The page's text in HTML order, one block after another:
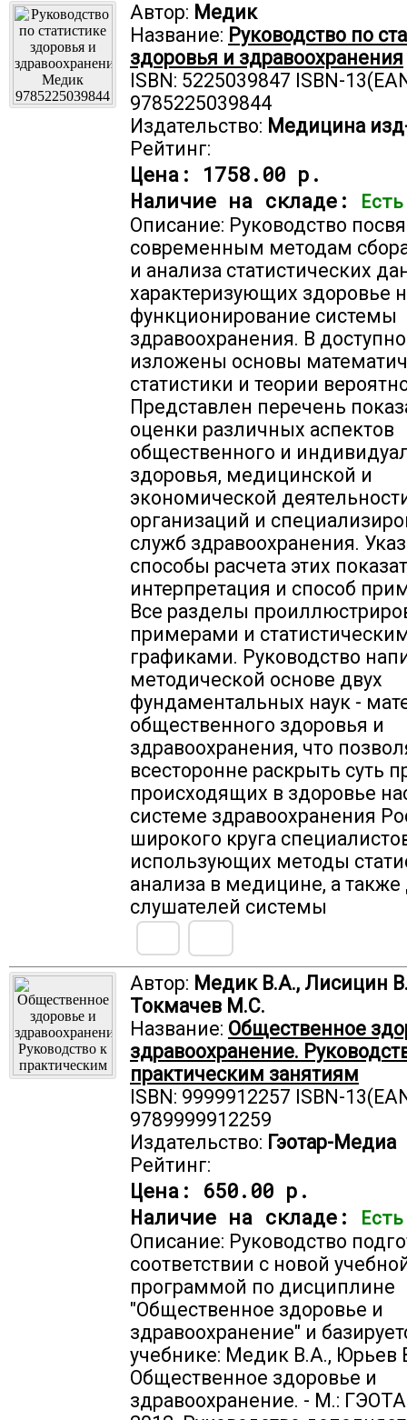
Автор: Медик
Название: Руководство по
здоровья и здравоохранения
ISBN: 5225039847 ISBN-
9785225039844
Издательство: Медицина
Рейтинг:
Цена: 1758.00 р.
Наличие на складе:
Есть
Описание: Руководство
современным методам
и анализа статистических
характеризующих здоровье
функционирование системы
здравоохранения. В
изложены основы
статистики и теории
Представлен перечень
оценки различных аспектов
общественного и
здоровья, медицинской и
экономической
организаций и
служб здравоохранения.
способы расчета этих
интерпретация и способ
Все разделы
примерами и
графиками. Руководство
методической основе двух
фундаментальных наук -
общественного здоровья и
здравоохранения, что
всесторонне раскрыть суть
происходящих в здоровье
системе здравоохранения
широкого круга
использующих методы
анализа в медицине, а также
слушателей системы
Автор: Медик В.А., Лисицин
Токмачев М.С.
Название: Общественное
здравоохранение.
практическим занятиям
ISBN: 9999912257 ISBN-
9789999912259
Издательство: Гэотар-Медиа
Рейтинг:
Цена: 650.00 р.
Наличие на складе:
Описание: Руководство
соответствии с новой
программой по дисциплине
"Общественное здоровье и
здравоохранение" и
учебнике: Медик В.А., Юрьев
Общественное здоровье и
здравоохранение. - М.: